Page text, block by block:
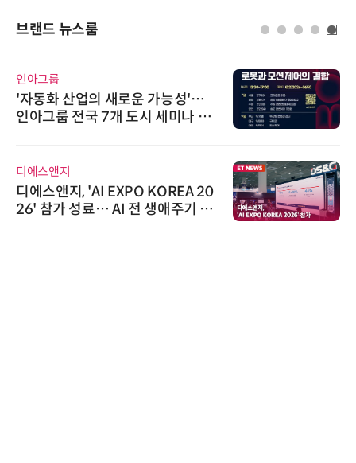
브랜드 뉴스룸
인아그룹
'자동화 산업의 새로운 가능성'…
인아그룹 전국 7개 도시 세미나 페
디에스앤지
디에스앤지, 'AI EXPO KOREA 20
26' 참가 성료… AI 전 생애주기 아